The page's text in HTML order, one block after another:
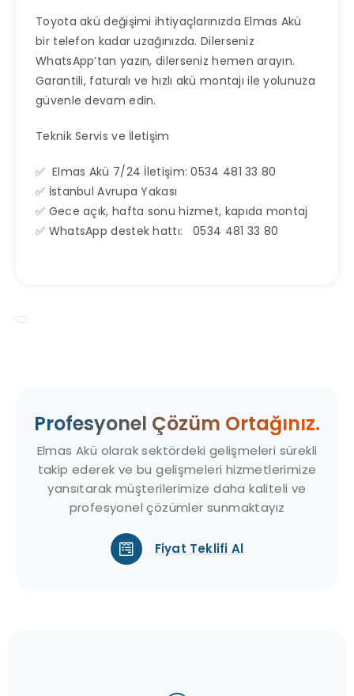
Toyota akü değişimi ihtiyaçlarınızda Elmas Akü
bir telefon kadar uzağınızda. Dilerseniz
WhatsApp’tan yazın, dilerseniz hemen arayın.
Garantili, faturalı ve hızlı akü montajı ile yolunuza
güvenle devam edin.
Teknik Servis ve İletişim
✅ Elmas Akü 7/24 İletişim: 0534 481 33 80
✅ İstanbul Avrupa Yakası
✅ Gece açık, hafta sonu hizmet, kapıda montaj
✅ WhatsApp destek hattı: 0534 481 33 80
Profesyonel Çözüm Ortağınız.
Elmas Akü olarak sektördeki gelişmeleri sürekli
takip ederek ve bu gelişmeleri hizmetlerimize
yansıtarak müşterilerimize daha kaliteli ve
profesyonel çözümler sunmaktayız
Fiyat Teklifi Al